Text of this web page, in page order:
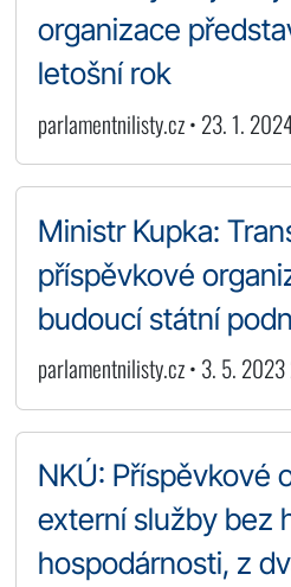
organizace
letošní rok
parlamentnilisty.cz • 23. 1.
Ministr Kupka:
příspěvkové
budoucí státní
parlamentnilisty.cz • 3. 5.
NKÚ: Příspěvkové
externí služby bez
hospodárnosti, z